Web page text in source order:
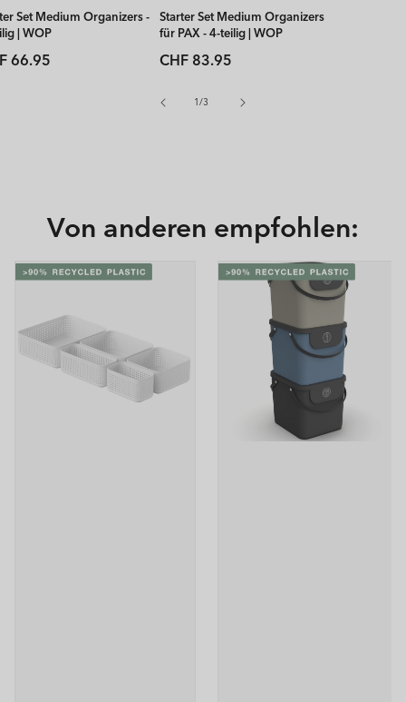
Set Medium Organizers -
| WOP
66.95
Starter Set Medium Organizers
für PAX - 4-teilig | WOP
Normaler
CHF 83.95
1/
von
3
Von anderen empfohlen: